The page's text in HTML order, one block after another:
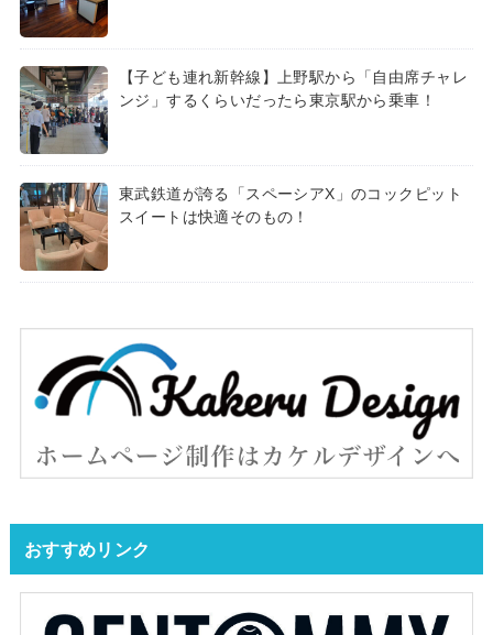
【子ども連れ新幹線】上野駅から「自由席チャレ
ンジ」するくらいだったら東京駅から乗車！
東武鉄道が誇る「スペーシアX」のコックピット
スイートは快適そのもの！
おすすめリンク